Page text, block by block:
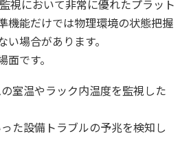
視において非常に優れたプラット
機能だけでは物理環境の状態把握
場合があります。
です。
室温やラック内温度を監視した
た設備トラブルの予兆を検知し